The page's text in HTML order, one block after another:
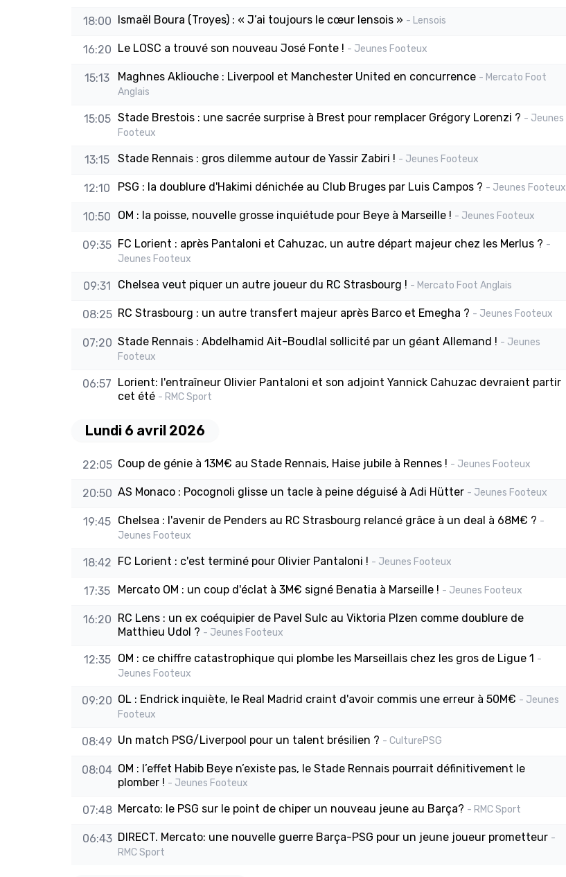
18:00 Ismaël Boura (Troyes) : « J’ai toujours le cœur lensois » - Lensois
16:20 Le LOSC a trouvé son nouveau José Fonte ! - Jeunes Footeux
15:13 Maghnes Akliouche : Liverpool et Manchester United en concurrence - Mercato Foot
Anglais
15:05 Stade Brestois : une sacrée surprise à Brest pour remplacer Grégory Lorenzi ? - Jeunes
Footeux
13:15 Stade Rennais : gros dilemme autour de Yassir Zabiri ! - Jeunes Footeux
12:10 PSG : la doublure d'Hakimi dénichée au Club Bruges par Luis Campos ? - Jeunes Footeux
10:50 OM : la poisse, nouvelle grosse inquiétude pour Beye à Marseille ! - Jeunes Footeux
09:35 FC Lorient : après Pantaloni et Cahuzac, un autre départ majeur chez les Merlus ? -
Jeunes Footeux
09:31 Chelsea veut piquer un autre joueur du RC Strasbourg ! - Mercato Foot Anglais
08:25 RC Strasbourg : un autre transfert majeur après Barco et Emegha ? - Jeunes Footeux
07:20 Stade Rennais : Abdelhamid Ait-Boudlal sollicité par un géant Allemand ! - Jeunes
Footeux
06:57 Lorient: l'entraîneur Olivier Pantaloni et son adjoint Yannick Cahuzac devraient partir
cet été - RMC Sport
Lundi 6 avril 2026
22:05 Coup de génie à 13M€ au Stade Rennais, Haise jubile à Rennes ! - Jeunes Footeux
20:50 AS Monaco : Pocognoli glisse un tacle à peine déguisé à Adi Hütter - Jeunes Footeux
19:45 Chelsea : l'avenir de Penders au RC Strasbourg relancé grâce à un deal à 68M€ ? -
Jeunes Footeux
18:42 FC Lorient : c'est terminé pour Olivier Pantaloni ! - Jeunes Footeux
17:35 Mercato OM : un coup d'éclat à 3M€ signé Benatia à Marseille ! - Jeunes Footeux
16:20 RC Lens : un ex coéquipier de Pavel Sulc au Viktoria Plzen comme doublure de
Matthieu Udol ? - Jeunes Footeux
12:35 OM : ce chiffre catastrophique qui plombe les Marseillais chez les gros de Ligue 1 -
Jeunes Footeux
09:20 OL : Endrick inquiète, le Real Madrid craint d'avoir commis une erreur à 50M€ - Jeunes
Footeux
08:49 Un match PSG/Liverpool pour un talent brésilien ? - CulturePSG
08:04 OM : l’effet Habib Beye n’existe pas, le Stade Rennais pourrait définitivement le
plomber ! - Jeunes Footeux
07:48 Mercato: le PSG sur le point de chiper un nouveau jeune au Barça? - RMC Sport
06:43 DIRECT. Mercato: une nouvelle guerre Barça-PSG pour un jeune joueur prometteur -
RMC Sport